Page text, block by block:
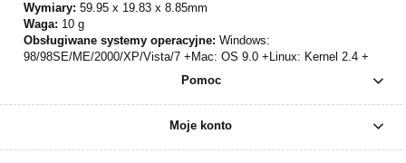
Wymiary: 59.95 x 19.83 x 8.85mm
Waga: 10 g
Obsługiwane systemy operacyjne: Windows:
98/98SE/ME/2000/XP/Vista/7 +Mac: OS 9.0 +Linux: Kernel 2.4 +
Pomoc
Moje konto